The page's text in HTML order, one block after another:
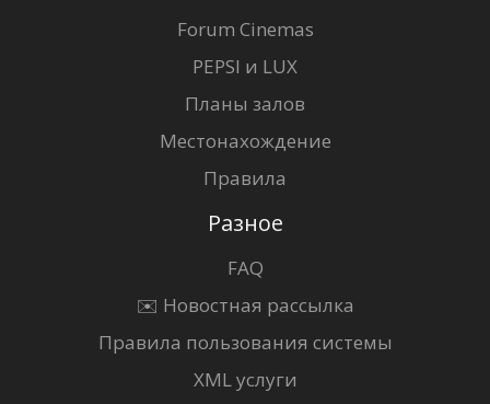
Forum Cinemas
PEPSI и LUX
Планы залов
Местонахождение
Правила
Разное
FAQ
✉️ Новостная рассылка
Правила пользования системы
XML услуги